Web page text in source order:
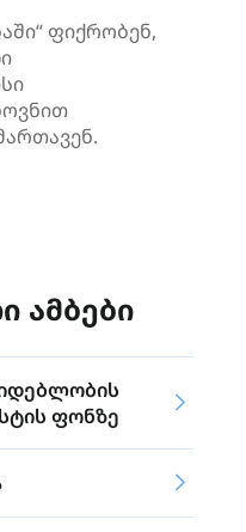
ფიქრობენ,
ამბები
ფონზე